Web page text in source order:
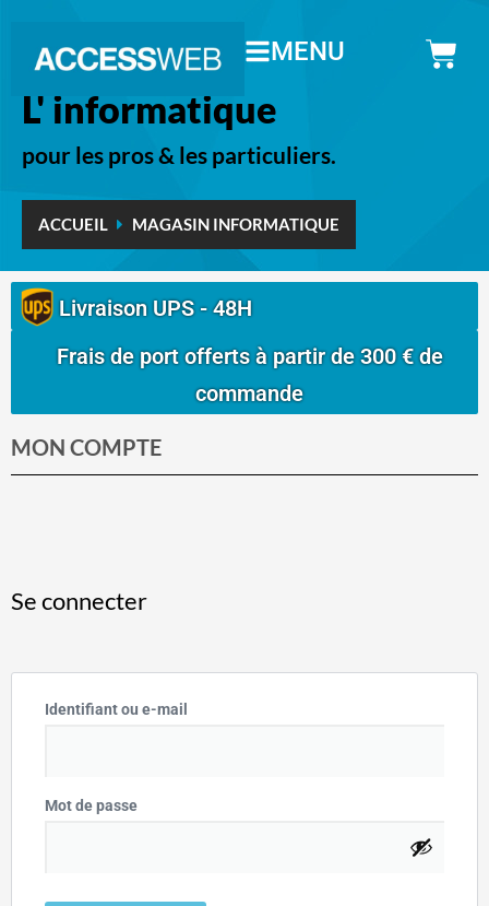
MENU
L' informatique
pour les pros & les particuliers.
ACCUEIL MAGASIN INFORMATIQUE
Livraison UPS - 48H
Frais de port offerts à partir de 300 € de
commande
MON COMPTE
Se connecter
Identifiant ou e-mail
Mot de passe